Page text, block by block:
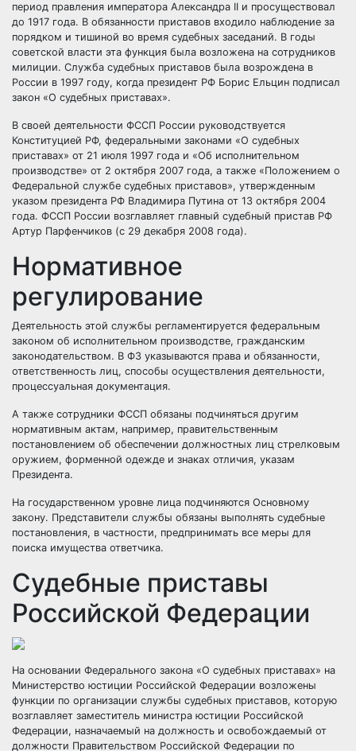
период правления императора Александра II и просуществовал
до 1917 года. В обязанности приставов входило наблюдение за
порядком и тишиной во время судебных заседаний. В годы
советской власти эта функция была возложена на сотрудников
милиции. Служба судебных приставов была возрождена в
России в 1997 году, когда президент РФ Борис Ельцин подписал
закон «О судебных приставах».
В своей деятельности ФССП России руководствуется
Конституцией РФ, федеральными законами «О судебных
приставах» от 21 июля 1997 года и «Об исполнительном
производстве» от 2 октября 2007 года, а также «Положением о
Федеральной службе судебных приставов», утвержденным
указом президента РФ Владимира Путина от 13 октября 2004
года. ФССП России возглавляет главный судебный пристав РФ
Артур Парфенчиков (с 29 декабря 2008 года).
Нормативное
регулирование
Деятельность этой службы регламентируется федеральным
законом об исполнительном производстве, гражданским
законодательством. В ФЗ указываются права и обязанности,
ответственность лиц, способы осуществления деятельности,
процессуальная документация.
А также сотрудники ФССП обязаны подчиняться другим
нормативным актам, например, правительственным
постановлением об обеспечении должностных лиц стрелковым
оружием, форменной одежде и знаках отличия, указам
Президента.
На государственном уровне лица подчиняются Основному
закону. Представители службы обязаны выполнять судебные
постановления, в частности, предпринимать все меры для
поиска имущества ответчика.
Судебные приставы
Российской Федерации
На основании Федерального закона «О судебных приставах» на
Министерство юстиции Российской Федерации возложены
функции по организации службы судебных приставов, которую
возглавляет заместитель министра юстиции Российской
Федерации, назначаемый на должность и освобождаемый от
должности Правительством Российской Федерации по